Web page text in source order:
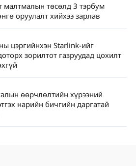
малтмалын төсөлд 3 тэрбум
оруулалт хийхээ зарлав
цэргийнхэн Starlink-ийг
зорилтот газруудад цохилт
өөрчлөлтийн хүрээний
нарийн бичгийн даргатай